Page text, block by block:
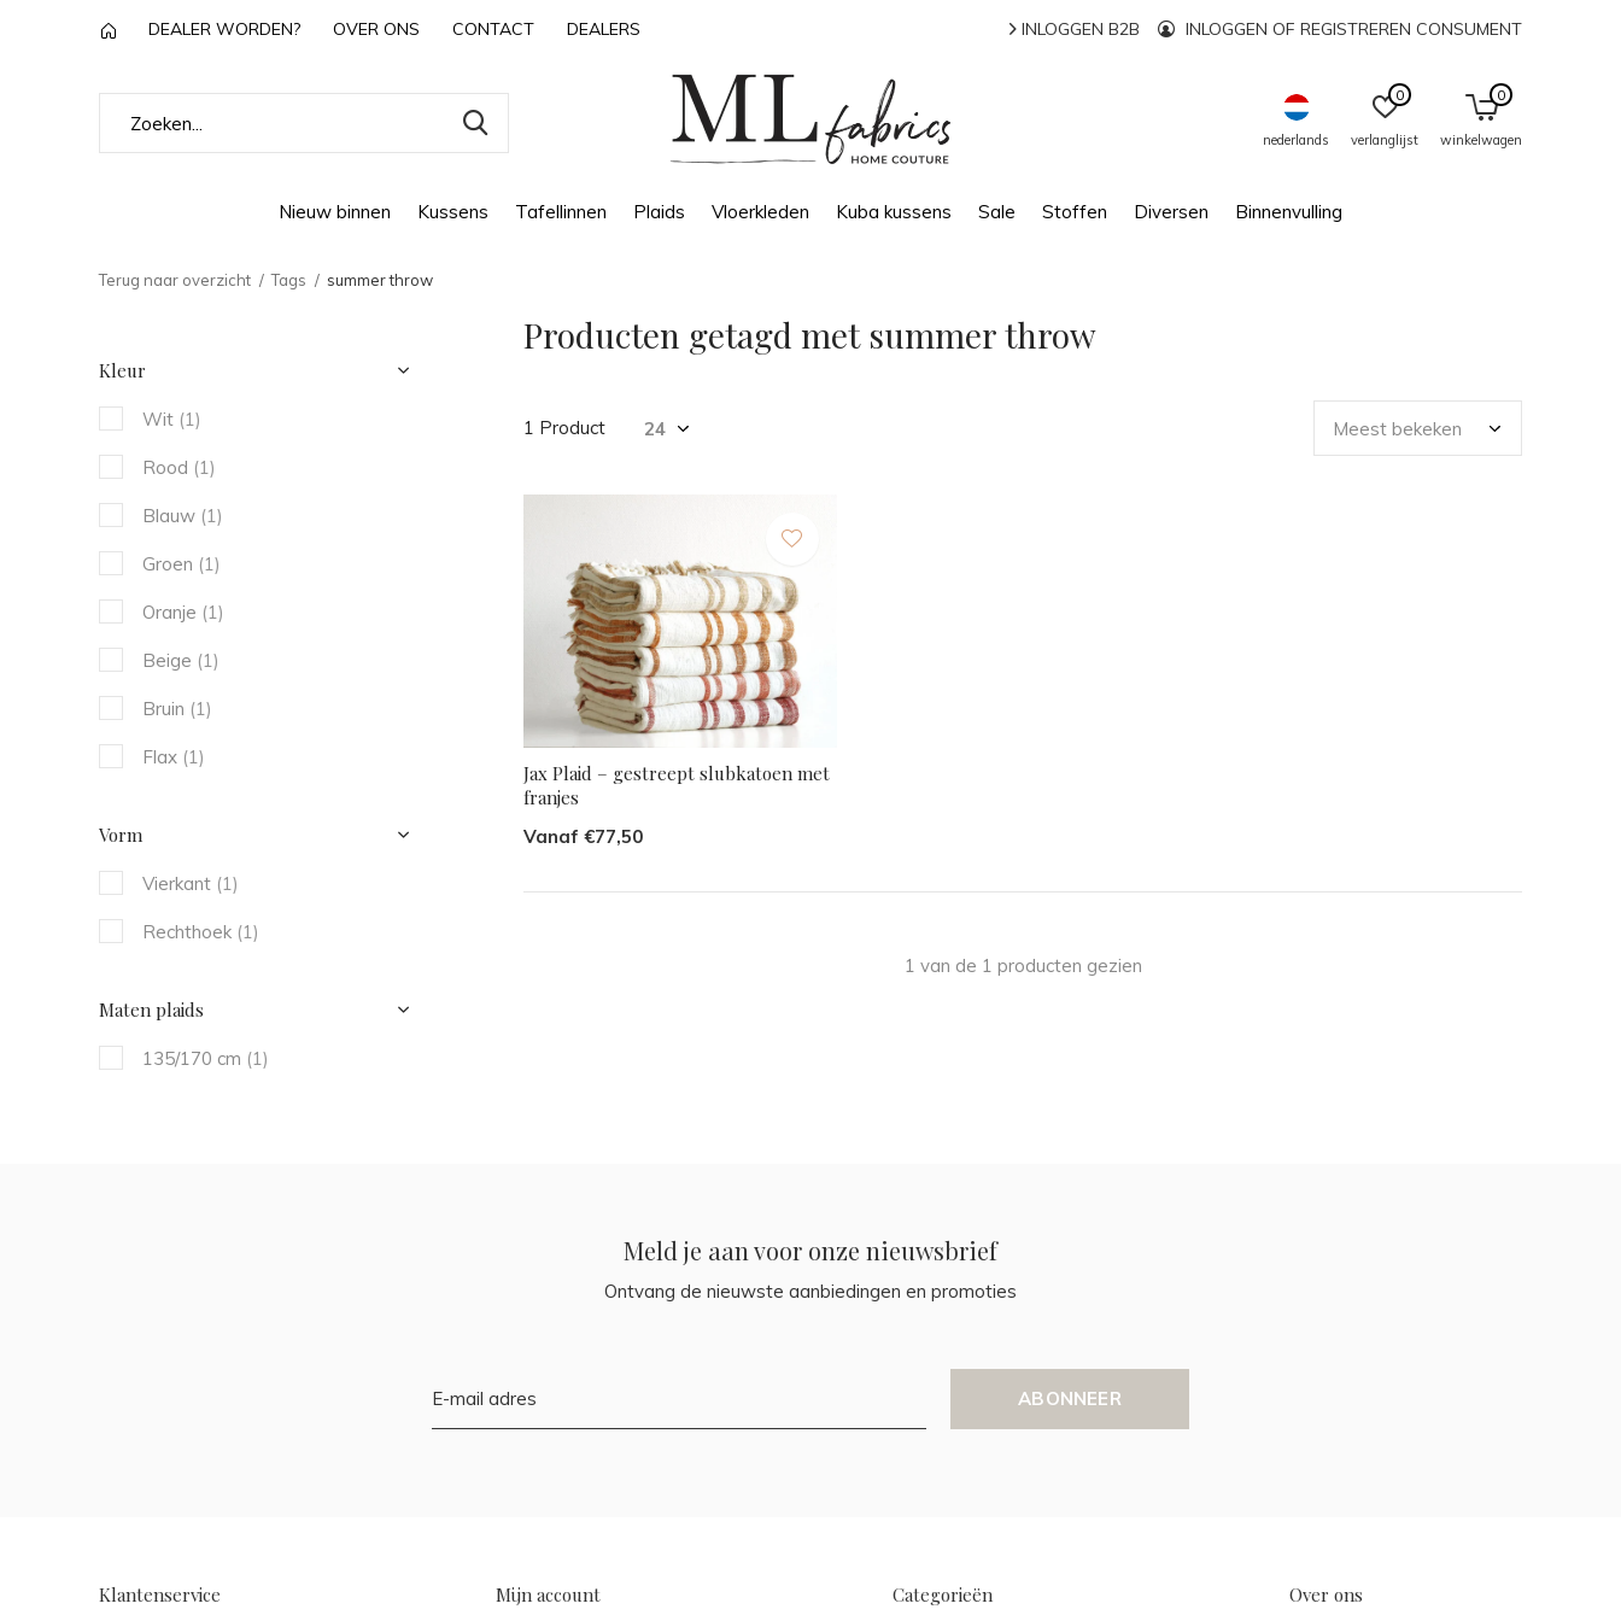
Nieuw binnen Kussens Tafellinnen Plaids Vloerkleden Kuba kussens Sale Stoffen Diversen Binnenvulling
nederlands verlanglijst
0
winkelwagen
0
DEALER WORDEN? OVER ONS CONTACT DEALERS INLOGGEN B2B INLOGGEN OF REGISTREREN CONSUMENT
Terug naar overzicht Tags summer throw
Producten getagd met summer throw
1 Product
Jax Plaid – gestreept slubkatoen met
franjes
Vanaf €77,50
1 van de 1 producten gezien
Kleur
Wit (1)
Rood (1)
Blauw (1)
Groen (1)
Oranje (1)
Beige (1)
Bruin (1)
Flax (1)
Vorm
Vierkant (1)
Rechthoek (1)
Maten plaids
135/170 cm (1)
Meld je aan voor onze nieuwsbrief
Ontvang de nieuwste aanbiedingen en promoties
ABONNEER
Klantenservice Mijn account Categorieën Over ons